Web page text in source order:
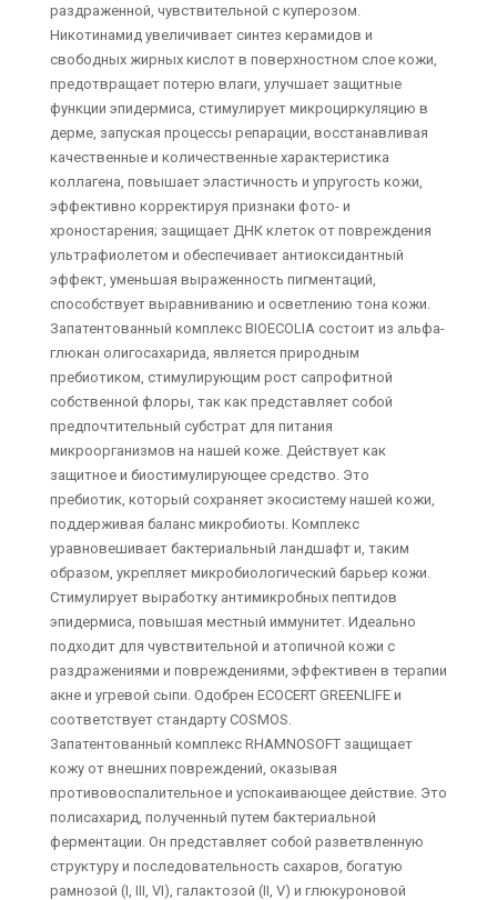
раздраженной, чувствительной с куперозом.
Никотинамид увеличивает синтез керамидов и
свободных жирных кислот в поверхностном слое кожи,
предотвращает потерю влаги, улучшает защитные
функции эпидермиса, стимулирует микроциркуляцию в
дерме, запуская процессы репарации, восстанавливая
качественные и количественные характеристика
коллагена, повышает эластичность и упругость кожи,
эффективно корректируя признаки фото- и
хроностарения; защищает ДНК клеток от повреждения
ультрафиолетом и обеспечивает антиоксидантный
эффект, уменьшая выраженность пигментаций,
способствует выравниванию и осветлению тона кожи.
Запатентованный комплекс BIOECOLIA состоит из альфа-
глюкан олигосахарида, является природным
пребиотиком, стимулирующим рост сапрофитной
собственной флоры, так как представляет собой
предпочтительный субстрат для питания
микроорганизмов на нашей коже. Действует как
защитное и биостимулирующее средство. Это
пребиотик, который сохраняет экосистему нашей кожи,
поддерживая баланс микробиоты. Комплекс
уравновешивает бактериальный ландшафт и, таким
образом, укрепляет микробиологический барьер кожи.
Стимулирует выработку антимикробных пептидов
эпидермиса, повышая местный иммунитет. Идеально
подходит для чувствительной и атопичной кожи с
раздражениями и повреждениями, эффективен в терапии
акне и угревой сыпи. Одобрен ECOCERT GREENLIFE и
соответствует стандарту COSMOS.
Запатентованный комплекс RHAMNOSOFT защищает
кожу от внешних повреждений, оказывая
противовоспалительное и успокаивающее действие. Это
полисахарид, полученный путем бактериальной
ферментации. Он представляет собой разветвленную
структуру и последовательность сахаров, богатую
рамнозой (I, III, VI), галактозой (II, V) и глюкуроновой